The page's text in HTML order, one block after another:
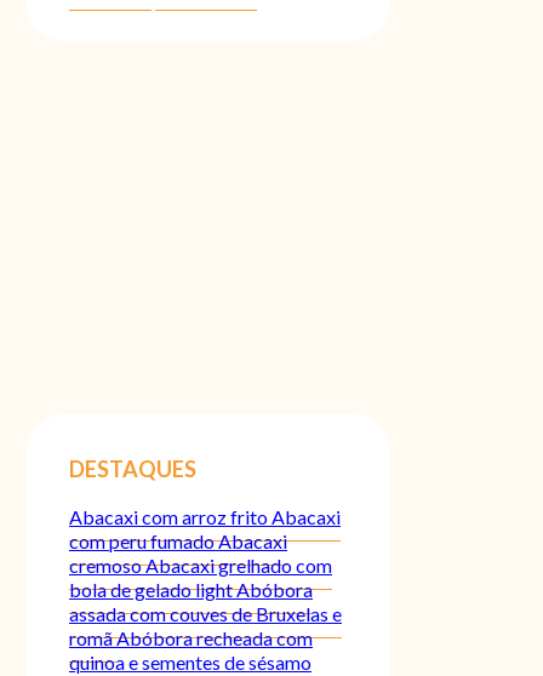
DESTAQUES
Abacaxi com arroz fritoAbacaxi
com peru fumadoAbacaxi
cremosoAbacaxi grelhado com
bola de gelado lightAbóbora
assada com couves de Bruxelas e
romãAbóbora recheada com
quinoa e sementes de sésamo